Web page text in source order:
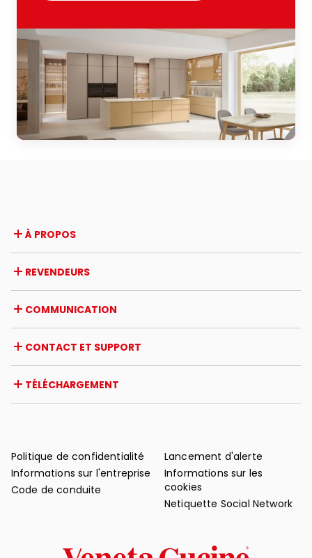
À PROPOS
Prix et reconnaissances
Opportunités de carrière
Certifications
REVENDEURS
Étranger
Initiatives des revendeurs
COMMUNICATION
Actualités
Revue de presse
CONTACT ET SUPPORT
Garantie
Support après-vente
TÉLÉCHARGEMENT
Politique de confidentialité
Informations sur l'entreprise
Code de conduite
Lancement d'alerte
Informations sur les
cookies
Netiquette Social Network